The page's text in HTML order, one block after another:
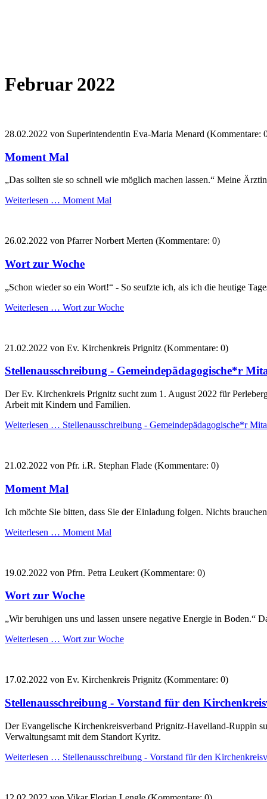
Februar 2022
28.02.2022 von Superintendentin Eva-Maria Menard (Kommentare:
Moment Mal
„Das sollten sie so schnell wie möglich machen lassen.“ Meine
Weiterlesen … Moment Mal
26.02.2022 von Pfarrer Norbert Merten (Kommentare: 0)
Wort zur Woche
„Schon wieder so ein Wort!“ - So seufzte ich, als ich die heutige
Weiterlesen … Wort zur Woche
21.02.2022 von Ev. Kirchenkreis Prignitz (Kommentare: 0)
Stellenausschreibung - Gemeindepädagogische*r
Der Ev. Kirchenkreis Prignitz sucht zum 1. August 2022 für
Arbeit mit Kindern und Familien.
Weiterlesen … Stellenausschreibung - Gemeindepädagogische*r
21.02.2022 von Pfr. i.R. Stephan Flade (Kommentare: 0)
Moment Mal
Ich möchte Sie bitten, dass Sie der Einladung folgen. Nichts
Weiterlesen … Moment Mal
19.02.2022 von Pfrn. Petra Leukert (Kommentare: 0)
Wort zur Woche
„Wir beruhigen uns und lassen unsere negative Energie in Boden.“
Weiterlesen … Wort zur Woche
17.02.2022 von Ev. Kirchenkreis Prignitz (Kommentare: 0)
Stellenausschreibung - Vorstand für den
Der Evangelische Kirchenkreisverband Prignitz-Havelland-Ruppin
Verwaltungsamt mit dem Standort Kyritz.
Weiterlesen … Stellenausschreibung - Vorstand für den